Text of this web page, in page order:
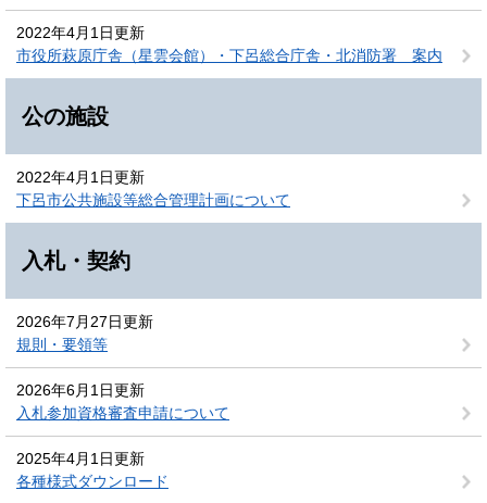
2022年4月1日更新
市役所萩原庁舎（星雲会館）・下呂総合庁舎・北消防署 案内
公の施設
2022年4月1日更新
下呂市公共施設等総合管理計画について
入札・契約
2026年7月27日更新
規則・要領等
2026年6月1日更新
入札参加資格審査申請について
2025年4月1日更新
各種様式ダウンロード